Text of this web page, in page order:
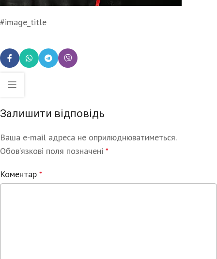
#image_title
Залишити відповідь
Ваша e-mail адреса не оприлюднюватиметься.
Обов’язкові поля позначені *
Коментар *
Alternative: